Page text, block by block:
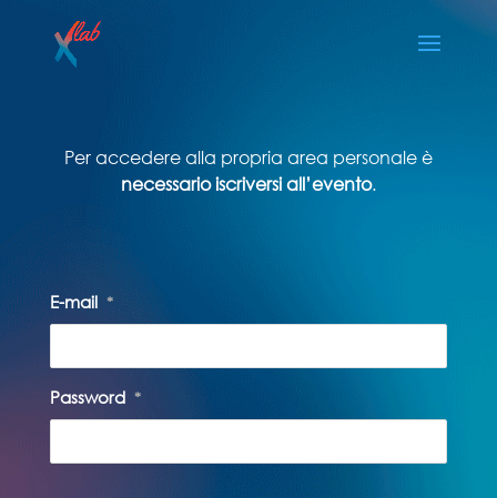
Per accedere alla propria area personale è
necessario iscriversi all’evento.
E-mail *
Password *